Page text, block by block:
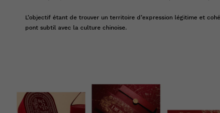
L’objectif étant de trouver un territoire d’expression légitime et
pont subtil avec la culture chinoise.